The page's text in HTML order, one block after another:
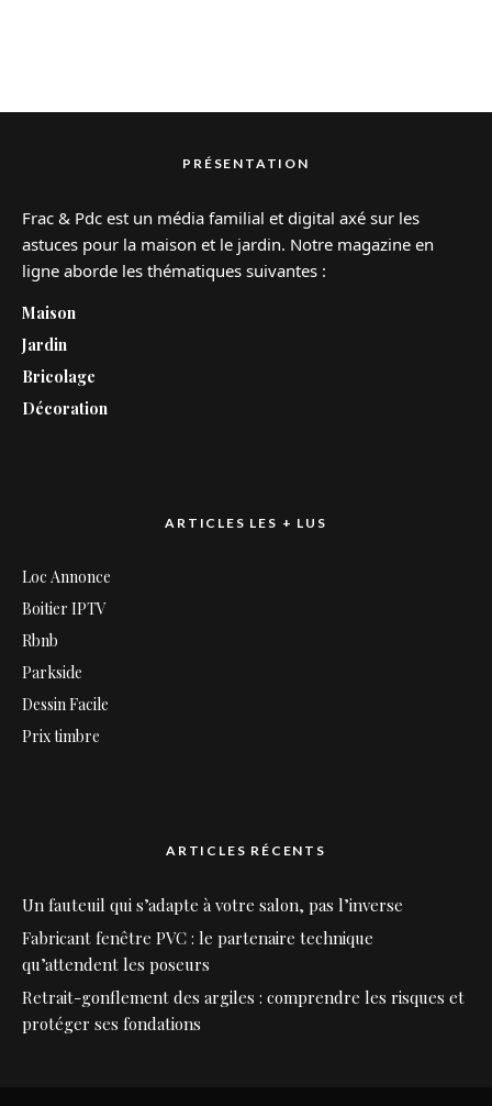
PRÉSENTATION
Frac & Pdc est un média familial et digital axé sur les
astuces pour la maison et le jardin. Notre magazine en
ligne aborde les thématiques suivantes :
Maison
Jardin
Bricolage
Décoration
ARTICLES LES + LUS
Loc Annonce
Boitier IPTV
Rbnb
Parkside
Dessin Facile
Prix timbre
ARTICLES RÉCENTS
Un fauteuil qui s’adapte à votre salon, pas l’inverse
Fabricant fenêtre PVC : le partenaire technique
qu’attendent les poseurs
Retrait-gonflement des argiles : comprendre les risques et
protéger ses fondations